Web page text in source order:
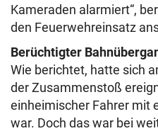
Kameraden alarmiert“,
den Feuerwehreinsatz
Berüchtigter
Wie berichtet, hatte sich
der Zusammenstoß
einheimischer Fahrer mit
war. Doch das war bei